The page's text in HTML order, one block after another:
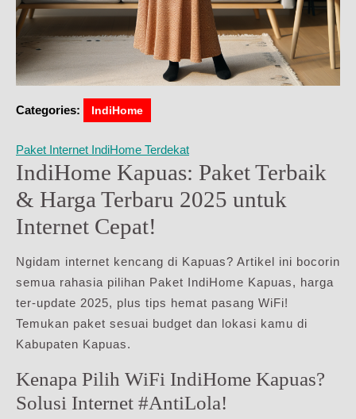
Categories: IndiHome
Paket Internet IndiHome Terdekat
IndiHome Kapuas: Paket Terbaik
& Harga Terbaru 2025 untuk
Internet Cepat!
Ngidam internet kencang di Kapuas? Artikel ini bocorin
semua rahasia pilihan Paket IndiHome Kapuas, harga
ter-update 2025, plus tips hemat pasang WiFi!
Temukan paket sesuai budget dan lokasi kamu di
Kabupaten Kapuas.
Kenapa Pilih WiFi IndiHome Kapuas?
Solusi Internet #AntiLola!